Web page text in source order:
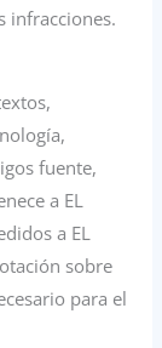
infracciones.
fuente,
a EL
a EL
sobre
para el